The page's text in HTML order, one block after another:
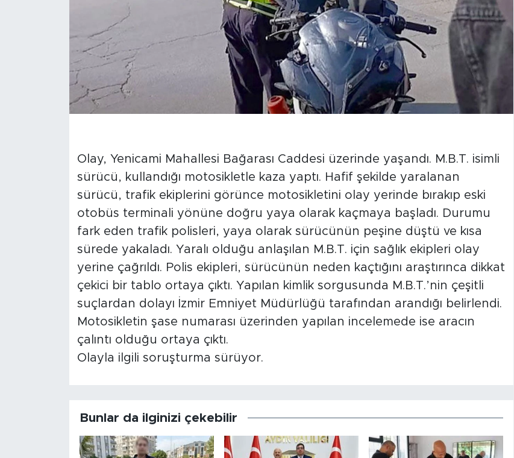
Olay, Yenicami Mahallesi Bağarası Caddesi üzerinde yaşandı. M.B.T. isimli
sürücü, kullandığı motosikletle kaza yaptı. Hafif şekilde yaralanan
sürücü, trafik ekiplerini görünce motosikletini olay yerinde bırakıp eski
otobüs terminali yönüne doğru yaya olarak kaçmaya başladı. Durumu
fark eden trafik polisleri, yaya olarak sürücünün peşine düştü ve kısa
sürede yakaladı. Yaralı olduğu anlaşılan M.B.T. için sağlık ekipleri olay
yerine çağrıldı. Polis ekipleri, sürücünün neden kaçtığını araştırınca dikkat
çekici bir tablo ortaya çıktı. Yapılan kimlik sorgusunda M.B.T.’nin çeşitli
suçlardan dolayı İzmir Emniyet Müdürlüğü tarafından arandığı belirlendi.
Motosikletin şase numarası üzerinden yapılan incelemede ise aracın
çalıntı olduğu ortaya çıktı.
Olayla ilgili soruşturma sürüyor.
Bunlar da ilginizi çekebilir